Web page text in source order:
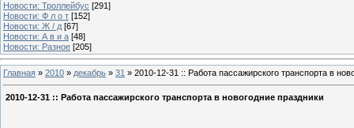
Новости: Троллейбус [291]
Новости: Ф л о т [152]
Новости: Ж / д [67]
Новости: А в и а [48]
Новости: Разное [205]
Главная » 2010 » декабрь » 31 » 2010-12-31 :: Работа пассажирского транспорта в
2010-12-31 :: Работа пассажирского транспорта в новогодние праздники